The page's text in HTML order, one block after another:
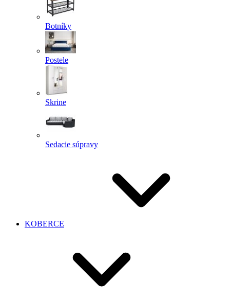
Botníky
Postele
Skrine
Sedacie súpravy
KOBERCE